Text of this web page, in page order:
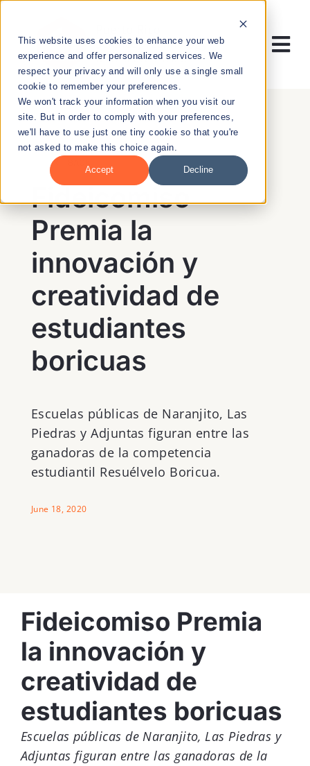
This website uses cookies to enhance your web
experience and offer personalized services. We
respect your privacy and will only use a single small
cookie to remember your preferences.
We won't track your information when you visit our
site. But in order to comply with your preferences,
we'll have to use just one tiny cookie so that you're
not asked to make this choice again.
Accept Decline
content
RESEARCH
ENTREPRENEURSHIP
PUBLIC HEALTH
EDUCATION
NEWS & EVENTS
Fideicomiso
Premia la
innovación y
creatividad de
estudiantes
boricuas
Escuelas públicas de Naranjito, Las
Piedras y Adjuntas figuran entre las
ganadoras de la competencia
estudiantil Resuélvelo Boricua.
June 18, 2020
Fideicomiso Premia
la innovación y
creatividad de
estudiantes boricuas
Escuelas públicas de Naranjito, Las Piedras y
Adjuntas figuran entre las ganadoras de la